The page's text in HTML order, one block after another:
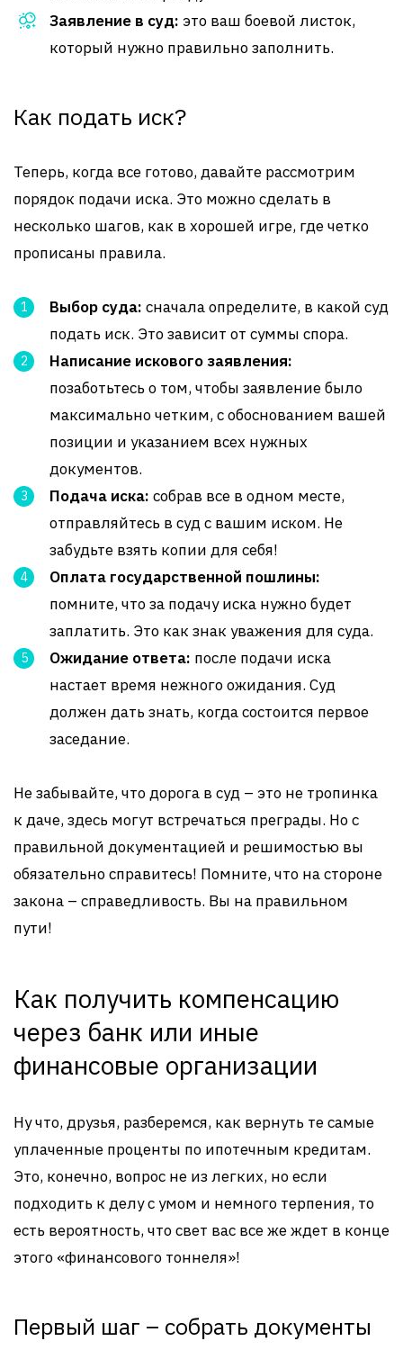
Заявление в суд: это ваш боевой листок,
который нужно правильно заполнить.
Как подать иск?
Теперь, когда все готово, давайте рассмотрим
порядок подачи иска. Это можно сделать в
несколько шагов, как в хорошей игре, где четко
прописаны правила.
Выбор суда: сначала определите, в какой суд
подать иск. Это зависит от суммы спора.
Написание искового заявления:
позаботьтесь о том, чтобы заявление было
максимально четким, с обоснованием вашей
позиции и указанием всех нужных
документов.
Подача иска: собрав все в одном месте,
отправляйтесь в суд с вашим иском. Не
забудьте взять копии для себя!
Оплата государственной пошлины:
помните, что за подачу иска нужно будет
заплатить. Это как знак уважения для суда.
Ожидание ответа: после подачи иска
настает время нежного ожидания. Суд
должен дать знать, когда состоится первое
заседание.
Не забывайте, что дорога в суд – это не тропинка
к даче, здесь могут встречаться преграды. Но с
правильной документацией и решимостью вы
обязательно справитесь! Помните, что на стороне
закона – справедливость. Вы на правильном
пути!
Как получить компенсацию
через банк или иные
финансовые организации
Ну что, друзья, разберемся, как вернуть те самые
уплаченные проценты по ипотечным кредитам.
Это, конечно, вопрос не из легких, но если
подходить к делу с умом и немного терпения, то
есть вероятность, что свет вас все же ждет в конце
этого «финансового тоннеля»!
Первый шаг – собрать документы